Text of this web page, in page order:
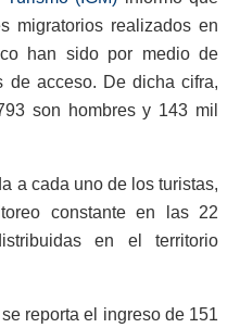
migratorios realizados en
han sido por medio de
de acceso. De dicha cifra,
son hombres y 143 mil
a cada uno de los turistas,
constante en las 22
en el territorio
reporta el ingreso de 151